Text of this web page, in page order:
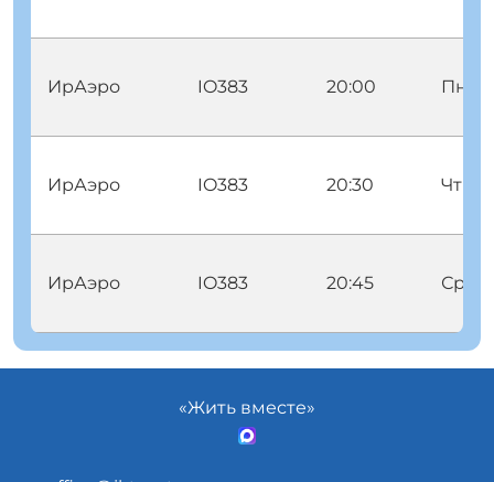
ИрАэро IO383 20:00 Пнд
ИрАэро IO383 20:30 Чтв
ИрАэро IO383 20:45 Срд
«Жить вместе»